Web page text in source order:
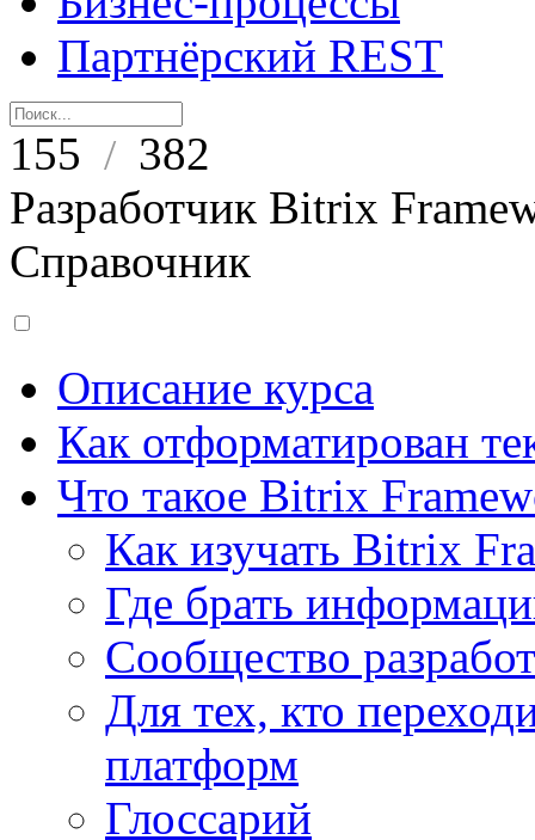
Партнёрский REST
155 / 382
Разработчик Bitrix
Справочник
Описание курса
Как отформатирован
Что такое Bitrix
Как изучать Bitrix
Где брать
Сообщество
Для тех, кто
платформ
Глоссарий